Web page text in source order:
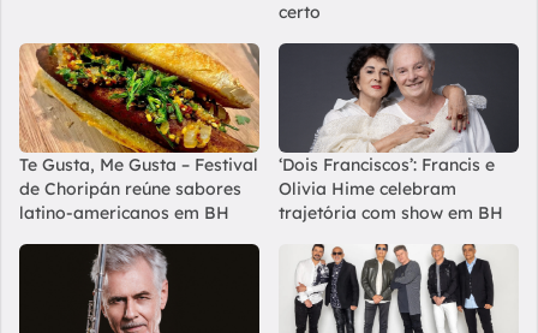
certo
Te Gusta, Me Gusta – Festival
de Choripán reúne sabores
latino-americanos em BH
‘Dois Franciscos’: Francis e
Olivia Hime celebram
trajetória com show em BH